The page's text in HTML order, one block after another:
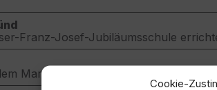
Cookie-
Franz-Josef-Jubiläumsschule
Markt ein bedeutendes Stück